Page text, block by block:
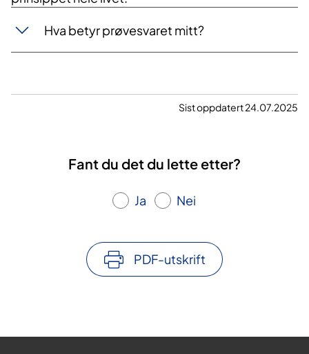
Hva betyr prøvesvaret mitt?
Sist oppdatert 24.07.2025
Fant du det du lette etter?
Ja Nei
PDF-utskrift